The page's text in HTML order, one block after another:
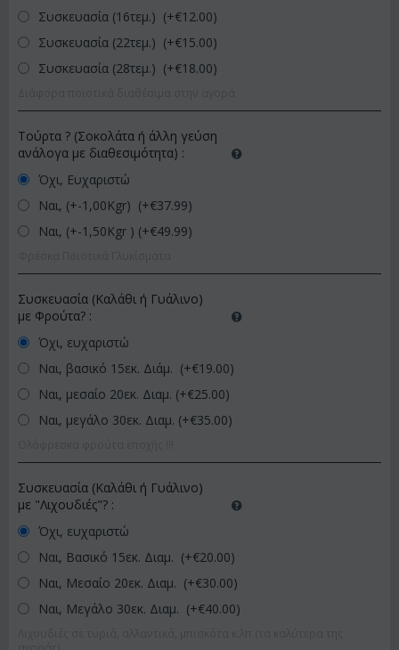
Συσκευασία (16τεμ.) (+€12.00)
Συσκευασία (22τεμ.) (+€15.00)
Συσκευασία (28τεμ.) (+€18.00)
Τούρτα ? (Σοκολάτα ή άλλη γεύση
ανάλογα με διαθεσιμότητα) :
Όχι, Ευχαριστώ
Ναι, (+-1,00Kgr) (+€37.99)
Ναι, (+-1,50Kgr ) (+€49.99)
Συσκευασία (Καλάθι ή Γυάλινο)
με Φρούτα? :
Όχι, ευχαριστώ
Ναι, βασικό 15εκ. Διάμ. (+€19.00)
Ναι, μεσαίο 20εκ. Διαμ. (+€25.00)
Ναι, μεγάλο 30εκ. Διαμ. (+€35.00)
Συσκευασία (Καλάθι ή Γυάλινο)
με "Λιχουδιές"? :
Όχι, ευχαριστώ
Ναι, Βασικό 15εκ. Διαμ. (+€20.00)
Ναι, Μεσαίο 20εκ. Διαμ. (+€30.00)
Ναι, Μεγάλο 30εκ. Διαμ. (+€40.00)